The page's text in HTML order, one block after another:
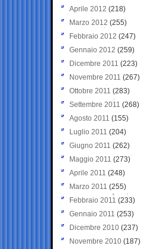
Aprile 2012 (218)
Marzo 2012 (255)
Febbraio 2012 (247)
Gennaio 2012 (259)
Dicembre 2011 (223)
Novembre 2011 (267)
Ottobre 2011 (283)
Settembre 2011 (268)
Agosto 2011 (155)
Luglio 2011 (204)
Giugno 2011 (262)
Maggio 2011 (273)
Aprile 2011 (248)
Marzo 2011 (255)
Febbraio 2011 (233)
Gennaio 2011 (253)
Dicembre 2010 (237)
Novembre 2010 (187)